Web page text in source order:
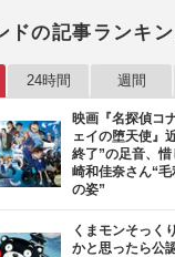
ドの記事ランキ
24時間 週間
映画『名探偵コ
ェイの堕天使』
終了”の足音、
崎和佳奈さん“
の姿”
くまモンそっく
かと思ったら公